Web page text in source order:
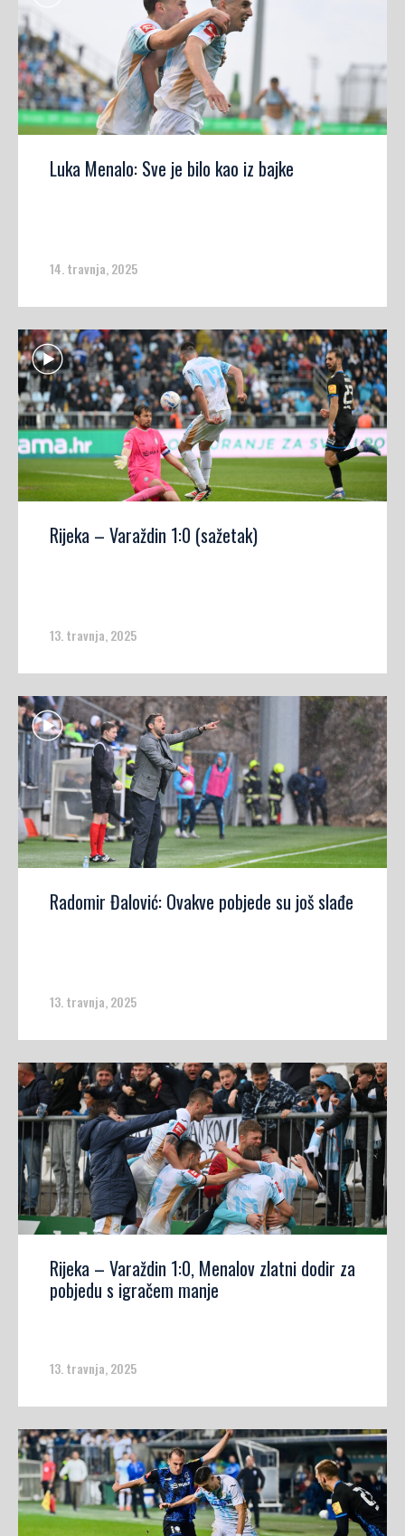
Luka Menalo: Sve je bilo kao iz bajke
14. travnja, 2025
Rijeka – Varaždin 1:0 (sažetak)
13. travnja, 2025
Radomir Đalović: Ovakve pobjede su još slađe
13. travnja, 2025
Rijeka – Varaždin 1:0, Menalov zlatni dodir za
pobjedu s igračem manje
13. travnja, 2025